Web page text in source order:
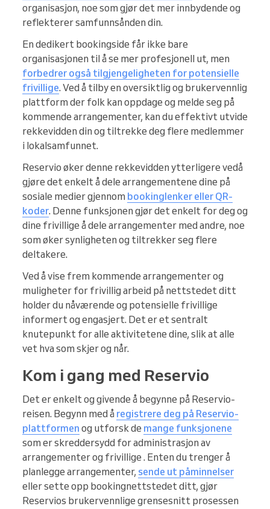
organisasjon, noe som gjør det mer innbydende og
reflekterer samfunnsånden din.
En dedikert bookingside får ikke bare
organisasjonen til å se mer profesjonell ut, men
forbedrer også tilgjengeligheten for potensielle
frivillige. Ved å tilby en oversiktlig og brukervennlig
plattform der folk kan oppdage og melde seg på
kommende arrangementer, kan du effektivt utvide
rekkevidden din og tiltrekke deg flere medlemmer
i lokalsamfunnet.
Reservio øker denne rekkevidden ytterligere vedå
gjøre det enkelt å dele arrangementene dine på
sosiale medier gjennom bookinglenker eller QR-
koder. Denne funksjonen gjør det enkelt for deg og
dine frivillige å dele arrangementer med andre, noe
som øker synligheten og tiltrekker seg flere
deltakere.
Ved å vise frem kommende arrangementer og
muligheter for frivillig arbeid på nettstedet ditt
holder du nåværende og potensielle frivillige
informert og engasjert. Det er et sentralt
knutepunkt for alle aktivitetene dine, slik at alle
vet hva som skjer og når.
Kom i gang med Reservio
Det er enkelt og givende å begynne på Reservio-
reisen. Begynn med å registrere deg på Reservio-
plattformen og utforsk de mange funksjonene
som er skreddersydd for administrasjon av
arrangementer og frivillige . Enten du trenger å
planlegge arrangementer, sende ut påminnelser
eller sette opp bookingnettstedet ditt, gjør
Reservios brukervennlige grensesnitt prosessen